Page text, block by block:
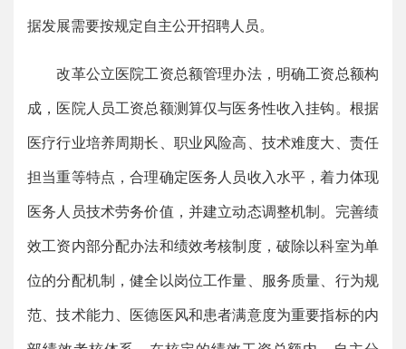
据发展需要按规定自主公开招聘人员。
改革公立医院工资总额管理办法，明确工资总额构
成，医院人员工资总额测算仅与医务性收入挂钩。根据
医疗行业培养周期长、职业风险高、技术难度大、责任
担当重等特点，合理确定医务人员收入水平，着力体现
医务人员技术劳务价值，并建立动态调整机制。完善绩
效工资内部分配办法和绩效考核制度，破除以科室为单
位的分配机制，健全以岗位工作量、服务质量、行为规
范、技术能力、医德医风和患者满意度为重要指标的内